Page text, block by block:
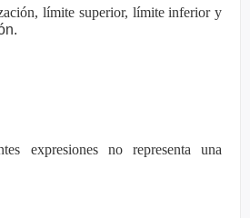
límite superior, límite inferior y
expresiones no representa una